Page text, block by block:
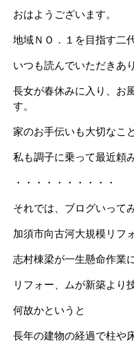
おはようございます。
地域ＮＯ．１を目指す二
いつも読んでいただきあ
長女が春休みに入り、お
す。
家のお手伝いも大切なこ
私も調子に乗って最近頼
・・・・・・・・・・
それでは、ブログいって
加須市向古河大規模リフ
志村棟梁が一生懸命作業
リフォー、ムが新築より
何故かというと
長年の建物の経過で柱や